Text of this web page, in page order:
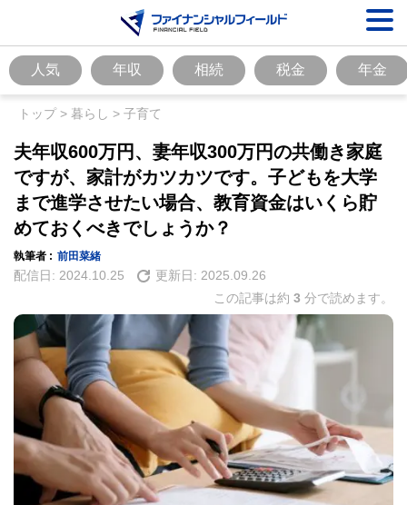
人気 年収 相続 税金 年金
トップ> 暮らし > 子育て
夫年収600万円、妻年収300万円の共働き家庭
ですが、家計がカツカツです。子どもを大学
まで進学させたい場合、教育資金はいくら貯
めておくべきでしょうか？
執筆者 : 前田菜緒
配信日: 2024.10.25 更新日: 2025.09.26
この記事は約 3 分で読めます。